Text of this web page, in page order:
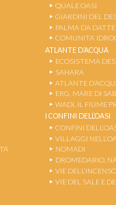
QUALE OASI
GIARDINI DEL
PALMA DA
COMUNITA’
ATLANTE D’ACQUA
ECOSISTEMA
SAHARA
ATLANTE
ERG, MARE DI
WADI, IL FIUME
I CONFINI DELL’OASI
CONFINI
VILLAGGI
NOMADI
DROMEDARIO,
VIE
VIE DEL SALE E